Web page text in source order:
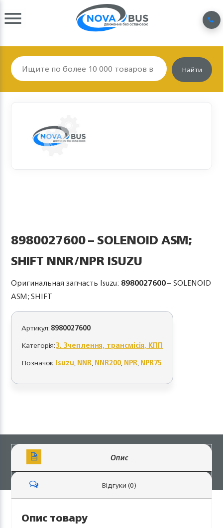
Найти
8980027600 – SOLENOID ASM;
SHIFT NNR/NPR ISUZU
Оригинальная запчасть Isuzu: 8980027600– SOLENOID
ASM; SHIFT
Артикул:8980027600
Категорія:3. Зчеплення, трансмісія, КПП
Позначок:Isuzu,NNR,NNR200,NPR,NPR75
Опис
Відгуки (0)
Опис товару